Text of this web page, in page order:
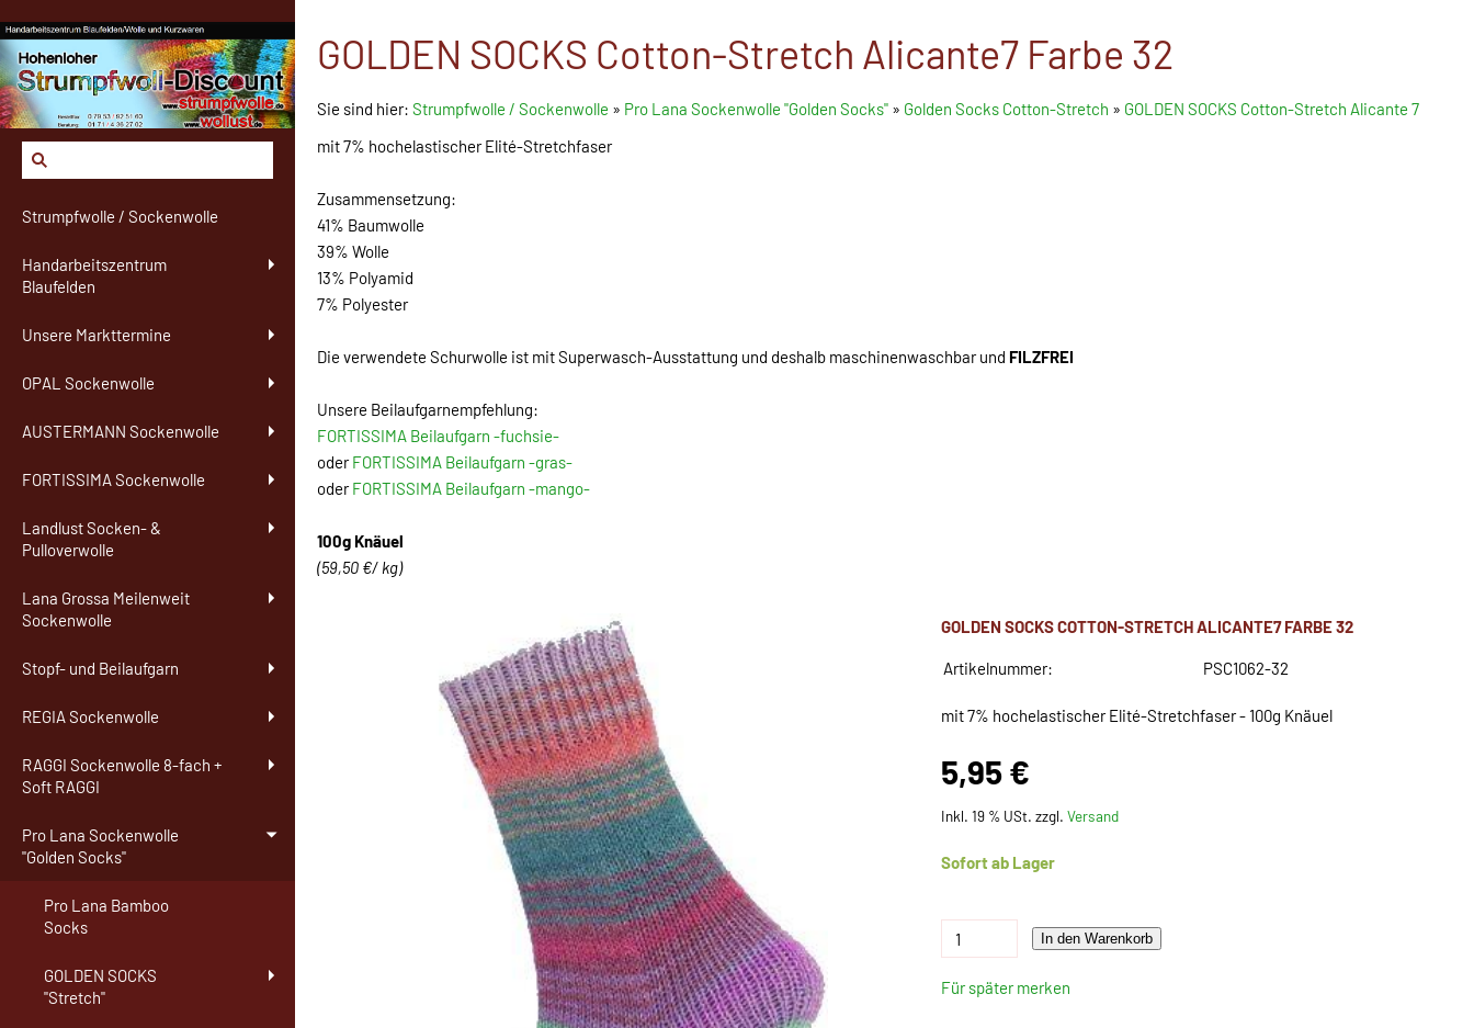
Strumpfwolle / Sockenwolle
Handarbeitszentrum
Blaufelden
Unsere Markttermine
OPAL Sockenwolle
AUSTERMANN Sockenwolle
FORTISSIMA Sockenwolle
Landlust Socken- &
Pulloverwolle
Lana Grossa Meilenweit
Sockenwolle
Stopf- und Beilaufgarn
REGIA Sockenwolle
RAGGI Sockenwolle 8-fach +
Soft RAGGI
Pro Lana Sockenwolle
"Golden Socks"
Pro Lana Bamboo
Socks
GOLDEN SOCKS
"Stretch"
GOLDEN SOCKS Cotton-Stretch Alicante7 Farbe 32
Sie sind hier: Strumpfwolle / Sockenwolle » Pro Lana Sockenwolle "Golden Socks"» Golden Socks Cotton-Stretch » GOLDEN SOCKS Cotton-Stretch Alicante 7
mit 7% hochelastischer Elité-Stretchfaser
Zusammensetzung:
41% Baumwolle
39% Wolle
13% Polyamid
7% Polyester
Die verwendete Schurwolle ist mit Superwasch-Ausstattung und deshalb maschinenwaschbar und FILZFREI
Unsere Beilaufgarnempfehlung:
FORTISSIMA Beilaufgarn -fuchsie-
oderFORTISSIMA Beilaufgarn -gras-
oderFORTISSIMA Beilaufgarn -mango-
100g Knäuel
(59,50 €/ kg)
GOLDEN SOCKS COTTON-STRETCH ALICANTE7 FARBE 32
Artikelnummer: PSC1062-32
mit 7% hochelastischer Elité-Stretchfaser - 100g Knäuel
5,95 €
Inkl. 19 % USt. zzgl.Versand
Sofort ab Lager
In den Warenkorb
Für später merken